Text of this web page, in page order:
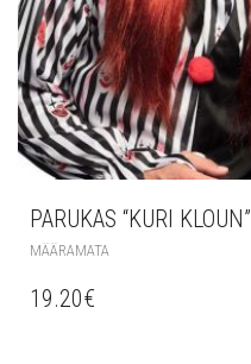
PARUKAS “KURI KLOUN”
MÄÄRAMATA
19.20€